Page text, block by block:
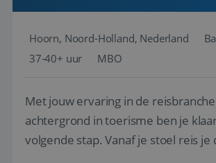
Hoorn, Noord-Holland, Nederland
37-40+ uur
MBO
Met jouw ervaring in de
achtergrond in toerisme ben je
volgende stap. Vanaf je stoel reis je